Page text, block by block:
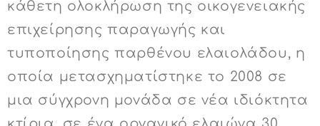
κάθετη ολοκλήρωση της οικογενειακής
επιχείρησης παραγωγής και
τυποποίησης παρθένου ελαιολάδου, η
οποία μετασχηματίστηκε το 2008 σε
μια σύγχρονη μονάδα σε νέα ιδιόκτητα